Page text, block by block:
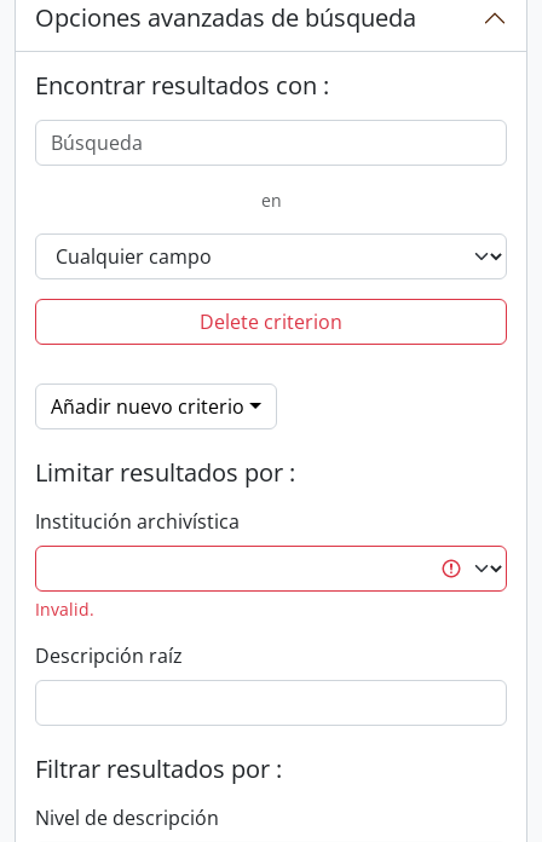
Opciones avanzadas de búsqueda
Encontrar resultados con :
en
Delete criterion
Añadir nuevo criterio
Limitar resultados por :
Institución archivística
Invalid.
Descripción raíz
Filtrar resultados por :
Nivel de descripción